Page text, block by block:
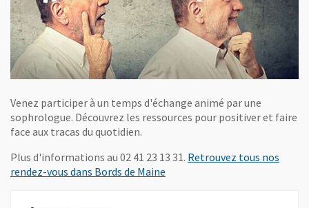
Venez participer à un temps d'échange animé par une
sophrologue. Découvrez les ressources pour positiver et faire
face aux tracas du quotidien.
Plus d'informations au 02 41 23 13 31. Retrouvez tous nos
rendez-vous dans Bords de Maine